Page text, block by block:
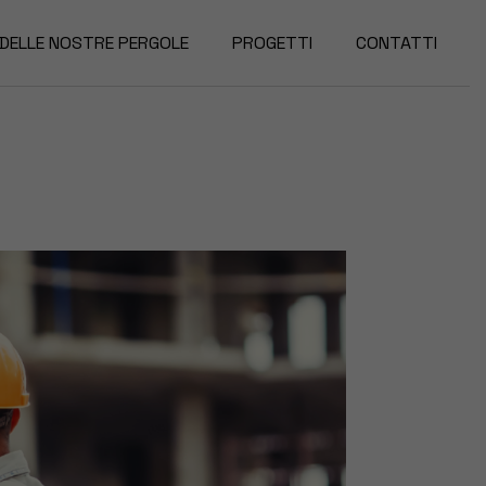
NOSTRE PERGOLE PROGETTI CONTATTI